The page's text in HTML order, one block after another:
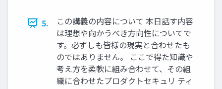
5.
この講義の内容について 本日話す内容
は理想や向かうべき方向性についてで
す。必ずしも皆様の現実と合わせたも
のではありません。 ここで得た知識や
考え方を柔軟に組み合わせて、その組
織に合わせたプロダクトセキュリ ティ